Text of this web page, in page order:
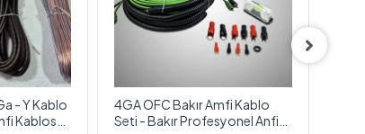
- Y Kablo
Kablosu
4GA OFC Bakır Amfi Kablo
Seti - Bakır Profesyonel Anfi